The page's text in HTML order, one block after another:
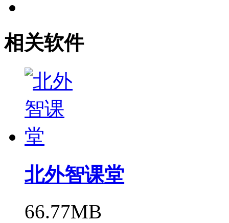
相关软件
北外智课堂
66.77MB